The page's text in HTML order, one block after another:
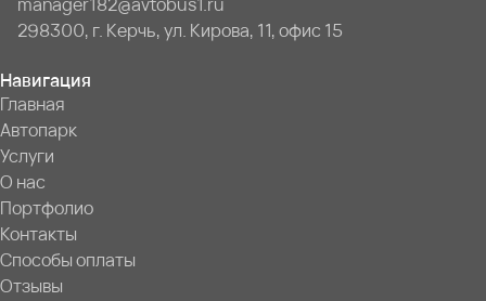
298300, г. Керчь, ул. Кирова, 11, офис 15
Навигация
Главная
Автопарк
Услуги
О нас
Портфолио
Контакты
Способы оплаты
Отзывы